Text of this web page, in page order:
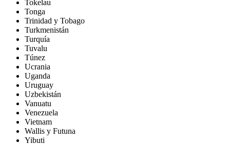
Tokelau
Tonga
Trinidad y Tobago
Turkmenistán
Turquía
Tuvalu
Túnez
Ucrania
Uganda
Uruguay
Uzbekistán
Vanuatu
Venezuela
Vietnam
Wallis y Futuna
Yibuti